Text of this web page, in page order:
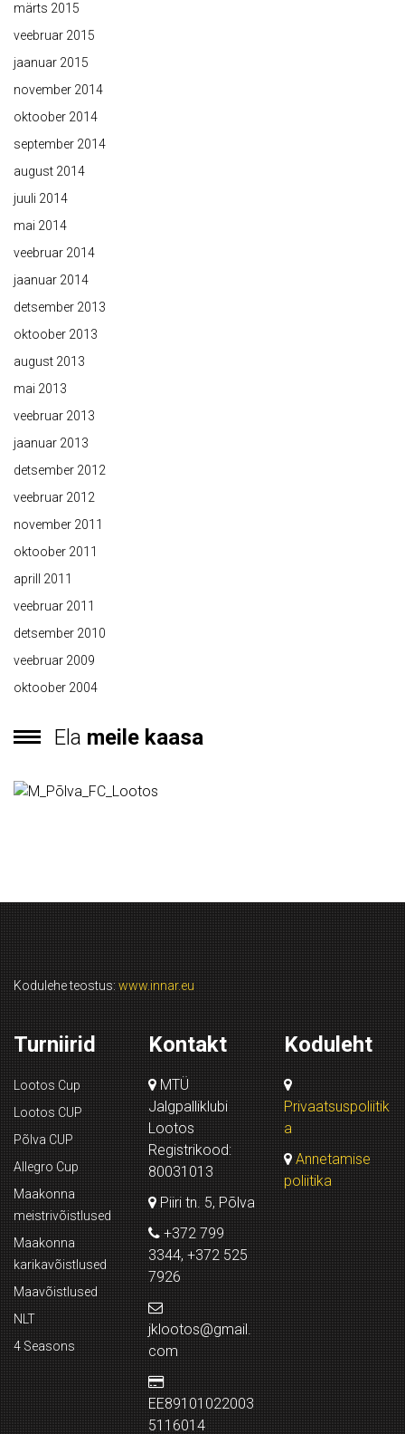
märts 2015
veebruar 2015
jaanuar 2015
november 2014
oktoober 2014
september 2014
august 2014
juuli 2014
mai 2014
veebruar 2014
jaanuar 2014
detsember 2013
oktoober 2013
august 2013
mai 2013
veebruar 2013
jaanuar 2013
detsember 2012
veebruar 2012
november 2011
oktoober 2011
aprill 2011
veebruar 2011
detsember 2010
veebruar 2009
oktoober 2004
Ela meile kaasa
Kodulehe teostus: www.innar.eu
Turniirid
Lootos Cup
Lootos CUP
Põlva CUP
Allegro Cup
Maakonna
meistrivõistlused
Maakonna
karikavõistlused
Maavõistlused
NLT
4 Seasons
Kontakt
MTÜ
Jalgpalliklubi
Lootos
Registrikood:
80031013
Piiri tn. 5, Põlva
+372 799
3344, +372 525
7926
jklootos@gmail.
com
EE89101022003
5116014
Koduleht
Privaatsuspoliitik
a
Annetamise
poliitika